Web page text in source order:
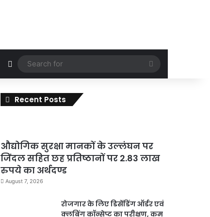
Random Article
Search
for
Recent Posts
औद्योगिक सुरक्षा मानकों के उल्लंघन पर
जिंदल सहित छह प्रतिष्ठानों पर 2.83 लाख
रुपये का अर्थदण्ड
August 7, 2026
रोजगार के लिए डिसेंडिंग ऑर्डर एवं
क्लबिंग कॉन्सेप्ट का परीक्षण, कम